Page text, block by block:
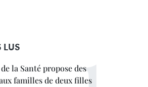
LUS
la Santé propose des
familles de deux filles